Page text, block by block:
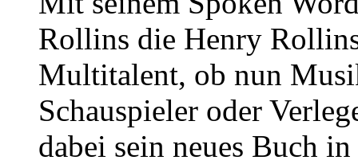
Rollins die Henry
Multitalent, ob nun
Schauspieler oder
dabei sein neues Buch